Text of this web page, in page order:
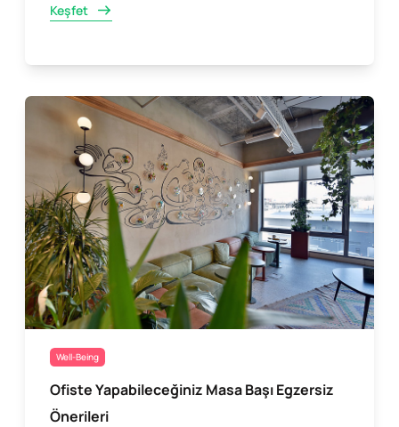
Keşfet
Well-Being
Ofiste Yapabileceğiniz Masa Başı Egzersiz
Önerileri